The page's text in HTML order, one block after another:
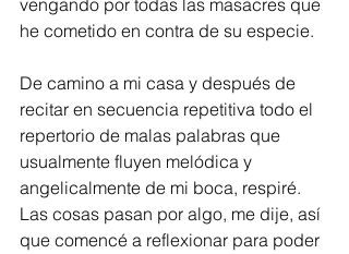
vengando por todas las masacres que
he cometido en contra de su especie.
De camino a mi casa y después de
recitar en secuencia repetitiva todo el
repertorio de malas palabras que
usualmente fluyen melódica y
angelicalmente de mi boca, respiré.
Las cosas pasan por algo, me dije, así
que comencé a reflexionar para poder